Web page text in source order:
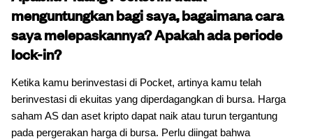
menguntungkan bagi saya, bagaimana cara
saya melepaskannya? Apakah ada periode
lock-in?
Ketika kamu berinvestasi di Pocket, artinya kamu telah
berinvestasi di ekuitas yang diperdagangkan di bursa. Harga
saham AS dan aset kripto dapat naik atau turun tergantung
pada pergerakan harga di bursa. Perlu diingat bahwa